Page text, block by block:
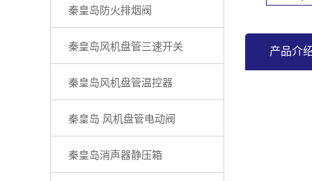
秦皇岛防火排烟阀
秦皇岛风机盘管三速开关
秦皇岛风机盘管温控器
秦皇岛 风机盘管电动阀
秦皇岛消声器静压箱
产品介